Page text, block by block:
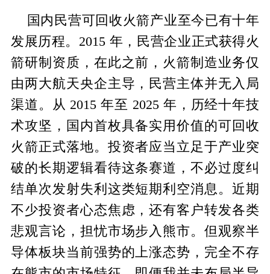
国内民营可回收火箭产业至今已有十年
发展历程。2015 年，民营企业正式获得火
箭研制资质，在此之前，火箭制造业务仅
由两大航天央企主导，民营主体并无入局
渠道。从 2015 年至 2025 年，历经十年技
术攻坚，国内首枚具备实用价值的可回收
火箭正式落地。投资者应当立足于产业突
破的长期逻辑看待这条赛道，不必过度纠
结单次发射失利这类短期利空消息。近期
不少投资者心态焦虑，还有客户转发各类
悲观言论，担忧市场步入熊市。但观察半
导体板块当前强势的上涨态势，完全不存